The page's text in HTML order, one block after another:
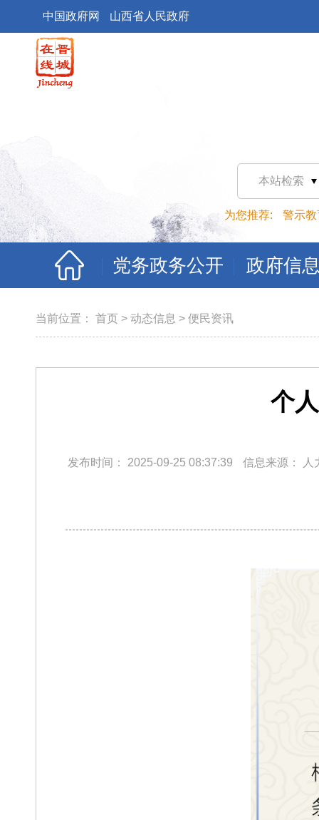
中国政府网 山西省人民政府
本站检索
为您推荐: 警示教
党务政务公开 政府信
当前位置： 首页 > 动态信息 > 便民资讯
个
发布时间： 2025-09-25 08:37:39 信息来源： 人